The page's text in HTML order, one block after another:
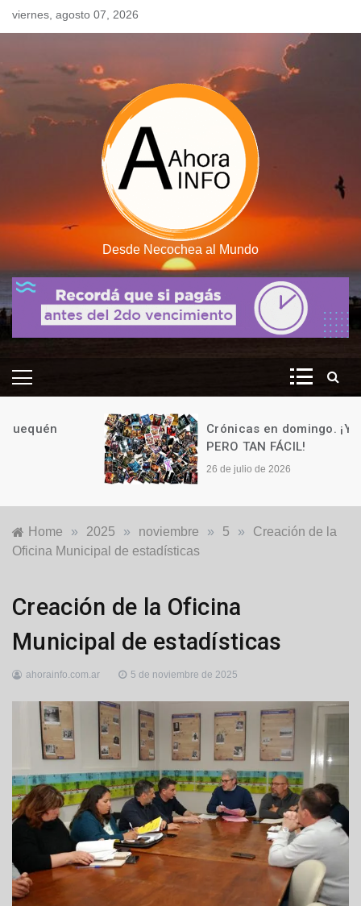
Skipviernes, agosto 07, 2026
Desde Necochea al Mundo
Crónicas en domingo. ¡Y ES TAN,
PERO TAN FÁCIL!
26 de julio de 2026
Home » 2025 » noviembre » 5 »
Creación de la
Oficina Municipal de estadísticas
Locales
Política
Creación de la Oficina
Municipal de estadísticas
ahorainfo.com.ar 5 de noviembre de 2025